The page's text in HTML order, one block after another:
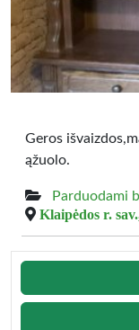
Geros
ąžuolo.
Parduodami
Klaipėdos r.